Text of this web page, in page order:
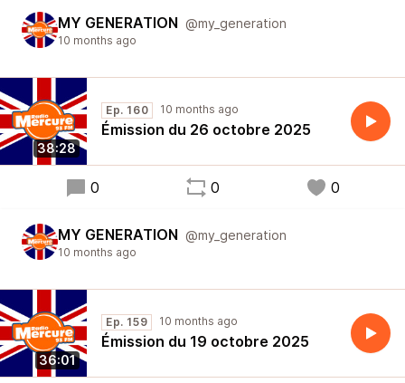
MY GENERATION @my_generation
10 months ago
38:28
Ep. 160 10 months ago
Émission du 26 octobre 2025
0 0 0
MY GENERATION @my_generation
10 months ago
36:01
Ep. 159 10 months ago
Émission du 19 octobre 2025